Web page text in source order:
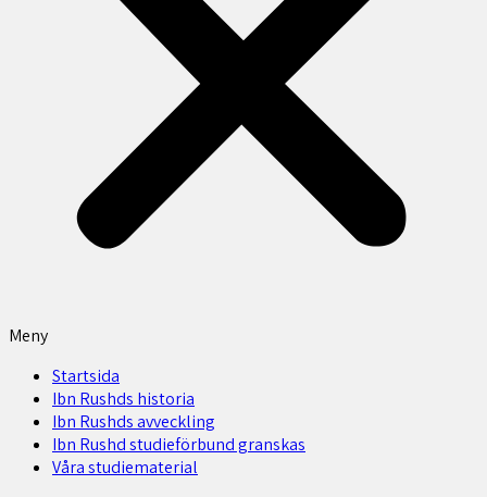
Meny
Startsida
Ibn Rushds historia
Ibn Rushds avveckling
Ibn Rushd studieförbund granskas​
Våra studiematerial